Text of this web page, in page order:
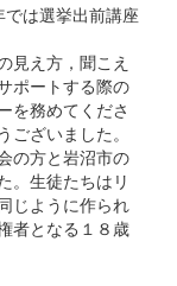
は選挙出前講座
見え方，聞こえ
ポートする際の
を務めてくださ
ざいました。
の方と岩沼市の
。生徒たちはリ
じように作られ
者となる１８歳